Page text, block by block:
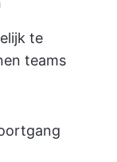
te
teams